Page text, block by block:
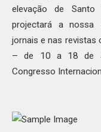
elevação de
projectará a nossa
jornais e nas revistas
– de 10 a 18 de
Congresso